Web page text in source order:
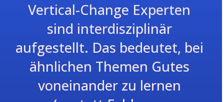
Vertical-Change Experten
sind interdisziplinär
aufgestellt. Das bedeutet, bei
ähnlichen Themen Gutes
voneinander zu lernen